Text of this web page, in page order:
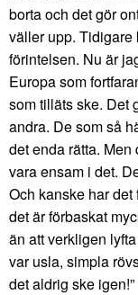
borta och det gör
väller upp.
förintelsen. Nu är
Europa som
som tilläts ske. Det
andra. De som så
det enda rätta.
vara ensam i det.
Och kanske har det
det är förbaskat
än att verkligen
var usla, simpla
det aldrig ske igen!”